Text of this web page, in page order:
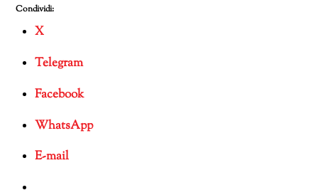
Condividi:
X
Telegram
Facebook
WhatsApp
E-mail